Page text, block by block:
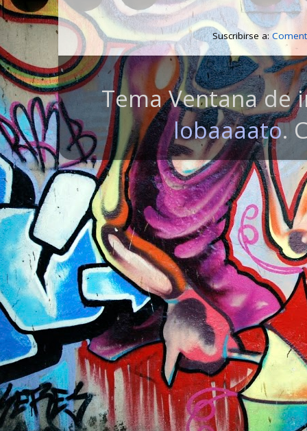
Suscribirse a:
Tema Ventana de
lobaaaato.